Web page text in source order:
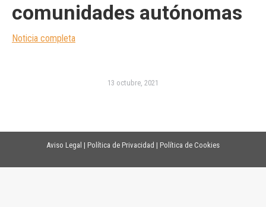
comunidades autónomas
Noticia completa
13 octubre, 2021
Aviso Legal | Política de Privacidad | Política de Cookies